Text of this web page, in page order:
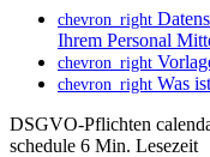
chevron_right
Ihrem Personal
chevron_right
chevron_right Was
DSGVO-Pflichten
schedule 6 Min. Lesezeit